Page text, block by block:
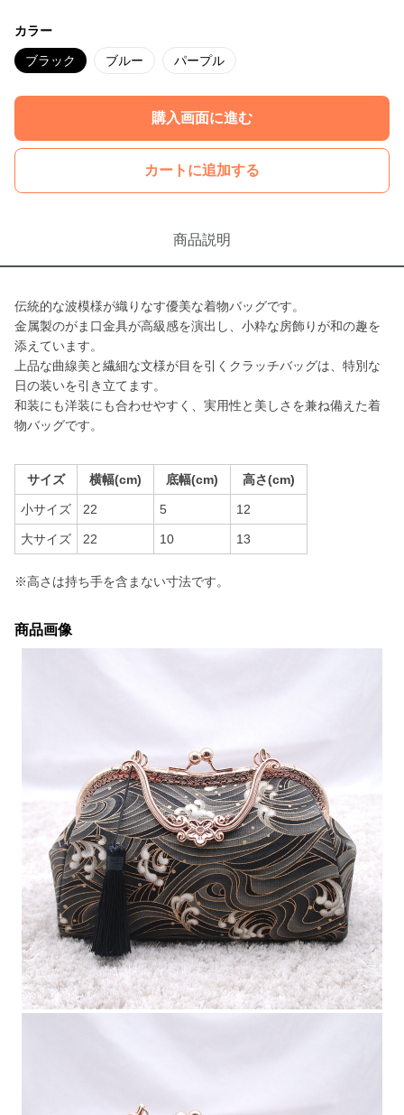
カラー
ブラック ブルー パープル
購入画面に進む
カートに追加する
商品説明
伝統的な波模様が織りなす優美な着物バッグです。
金属製のがま口金具が高級感を演出し、小粋な房飾りが和の趣を
添えています。
上品な曲線美と繊細な文様が目を引くクラッチバッグは、特別な
日の装いを引き立てます。
和装にも洋装にも合わせやすく、実用性と美しさを兼ね備えた着
物バッグです。
サイズ 横幅(cm) 底幅(cm) 高さ(cm)
小サイズ 22 5 12
大サイズ 22 10 13
※高さは持ち手を含まない寸法です。
商品画像